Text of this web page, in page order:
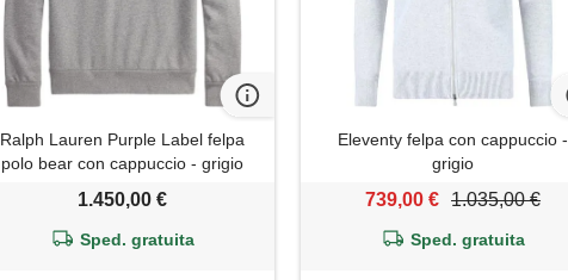
Ralph Lauren Purple Label felpa
polo bear con cappuccio - grigio
1.450,00 €
Sped. gratuita
Eleventy felpa con cappuccio -
grigio
739,00 € 1.035,00 €
Sped. gratuita